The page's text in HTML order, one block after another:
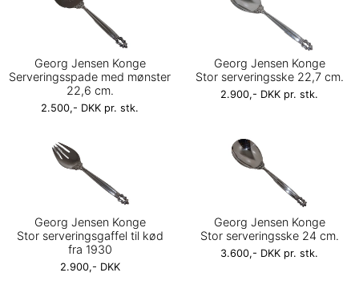
Georg Jensen Konge
Serveringsspade med mønster
22,6 cm.
2.500,- DKK pr. stk.
Georg Jensen Konge
Stor serveringsske 22,7 cm.
2.900,- DKK pr. stk.
Georg Jensen Konge
Stor serveringsgaffel til kød
fra 1930
2.900,- DKK
Georg Jensen Konge
Stor serveringsske 24 cm.
3.600,- DKK pr. stk.